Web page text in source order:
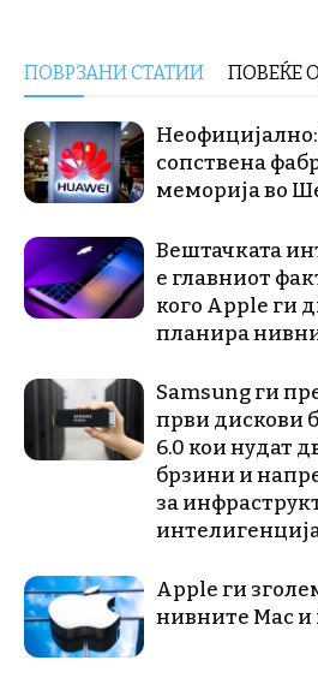
ПОВРЗАНИ СТАТИИ ПОВЕЌЕ
сопствена
меморија во
Вештачката
е главниот
кого Apple ги
планира
Samsung ги
први дискови
6.0 кои нудат
брзини и
за
Apple ги
нивните Mac и